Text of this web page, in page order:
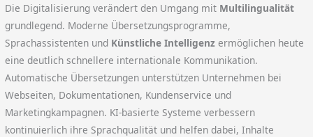
Die Digitalisierung verändert den Umgang mit Multilingualität
grundlegend. Moderne Übersetzungsprogramme,
Sprachassistenten und Künstliche Intelligenz ermöglichen heute
eine deutlich schnellere internationale Kommunikation.
Automatische Übersetzungen unterstützen Unternehmen bei
Webseiten, Dokumentationen, Kundenservice und
Marketingkampagnen. KI-basierte Systeme verbessern
kontinuierlich ihre Sprachqualität und helfen dabei, Inhalte